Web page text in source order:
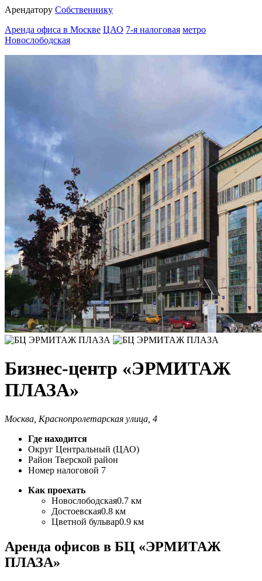
Арендатору Собственнику
Аренда офиса в Москве ЦАО 7-я налоговая метро
Новослободская
Бизнес-центр «ЭРМИТАЖ
ПЛАЗА»
Москва, Краснопролетарская улица, 4
Где находится
Округ Центральный (ЦАО)
Район Тверской район
Номер налоговой 7
Как проехать
Новослободская0.7 км
Достоевская0.8 км
Цветной бульвар0.9 км
Аренда офисов в БЦ «ЭРМИТАЖ
ПЛАЗА»